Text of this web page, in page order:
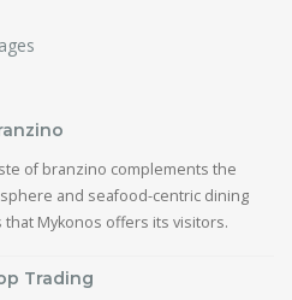
of branzino complements the
and seafood-centric dining
Mykonos offers its visitors.
Trading